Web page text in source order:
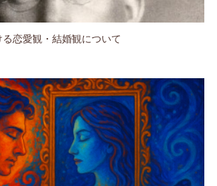
恋愛観・結婚観について